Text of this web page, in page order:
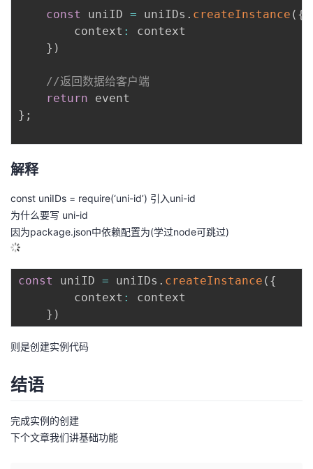
const uniID = uniIDs . createInstance ( {
		context
:
context
} )
//返回数据给客户端
return
} ;
解释
const uniIDs = require(‘uni-id’) 引入uni-id
为什么要写 uni-id
因为package.json中依赖配置为(学过node可跳过)
const uniID = uniIDs . createInstance ( {
		context
:
context
} )
则是创建实例代码
结语
完成实例的创建
下个文章我们讲基础功能